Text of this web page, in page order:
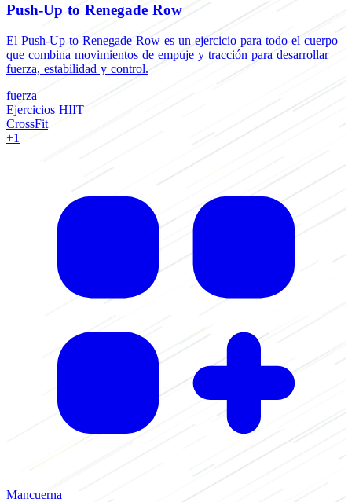
Push-Up to Renegade Row
El Push-Up to Renegade Row es un ejercicio para todo el cuerpo
que combina movimientos de empuje y tracción para desarrollar
fuerza, estabilidad y control.
fuerza
Ejercicios HIIT
CrossFit
+1
Mancuerna